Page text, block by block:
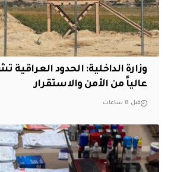
وزارة الداخلية: الحدود
عالياً من الأمن والاستقرار
قبل 8 ساعات